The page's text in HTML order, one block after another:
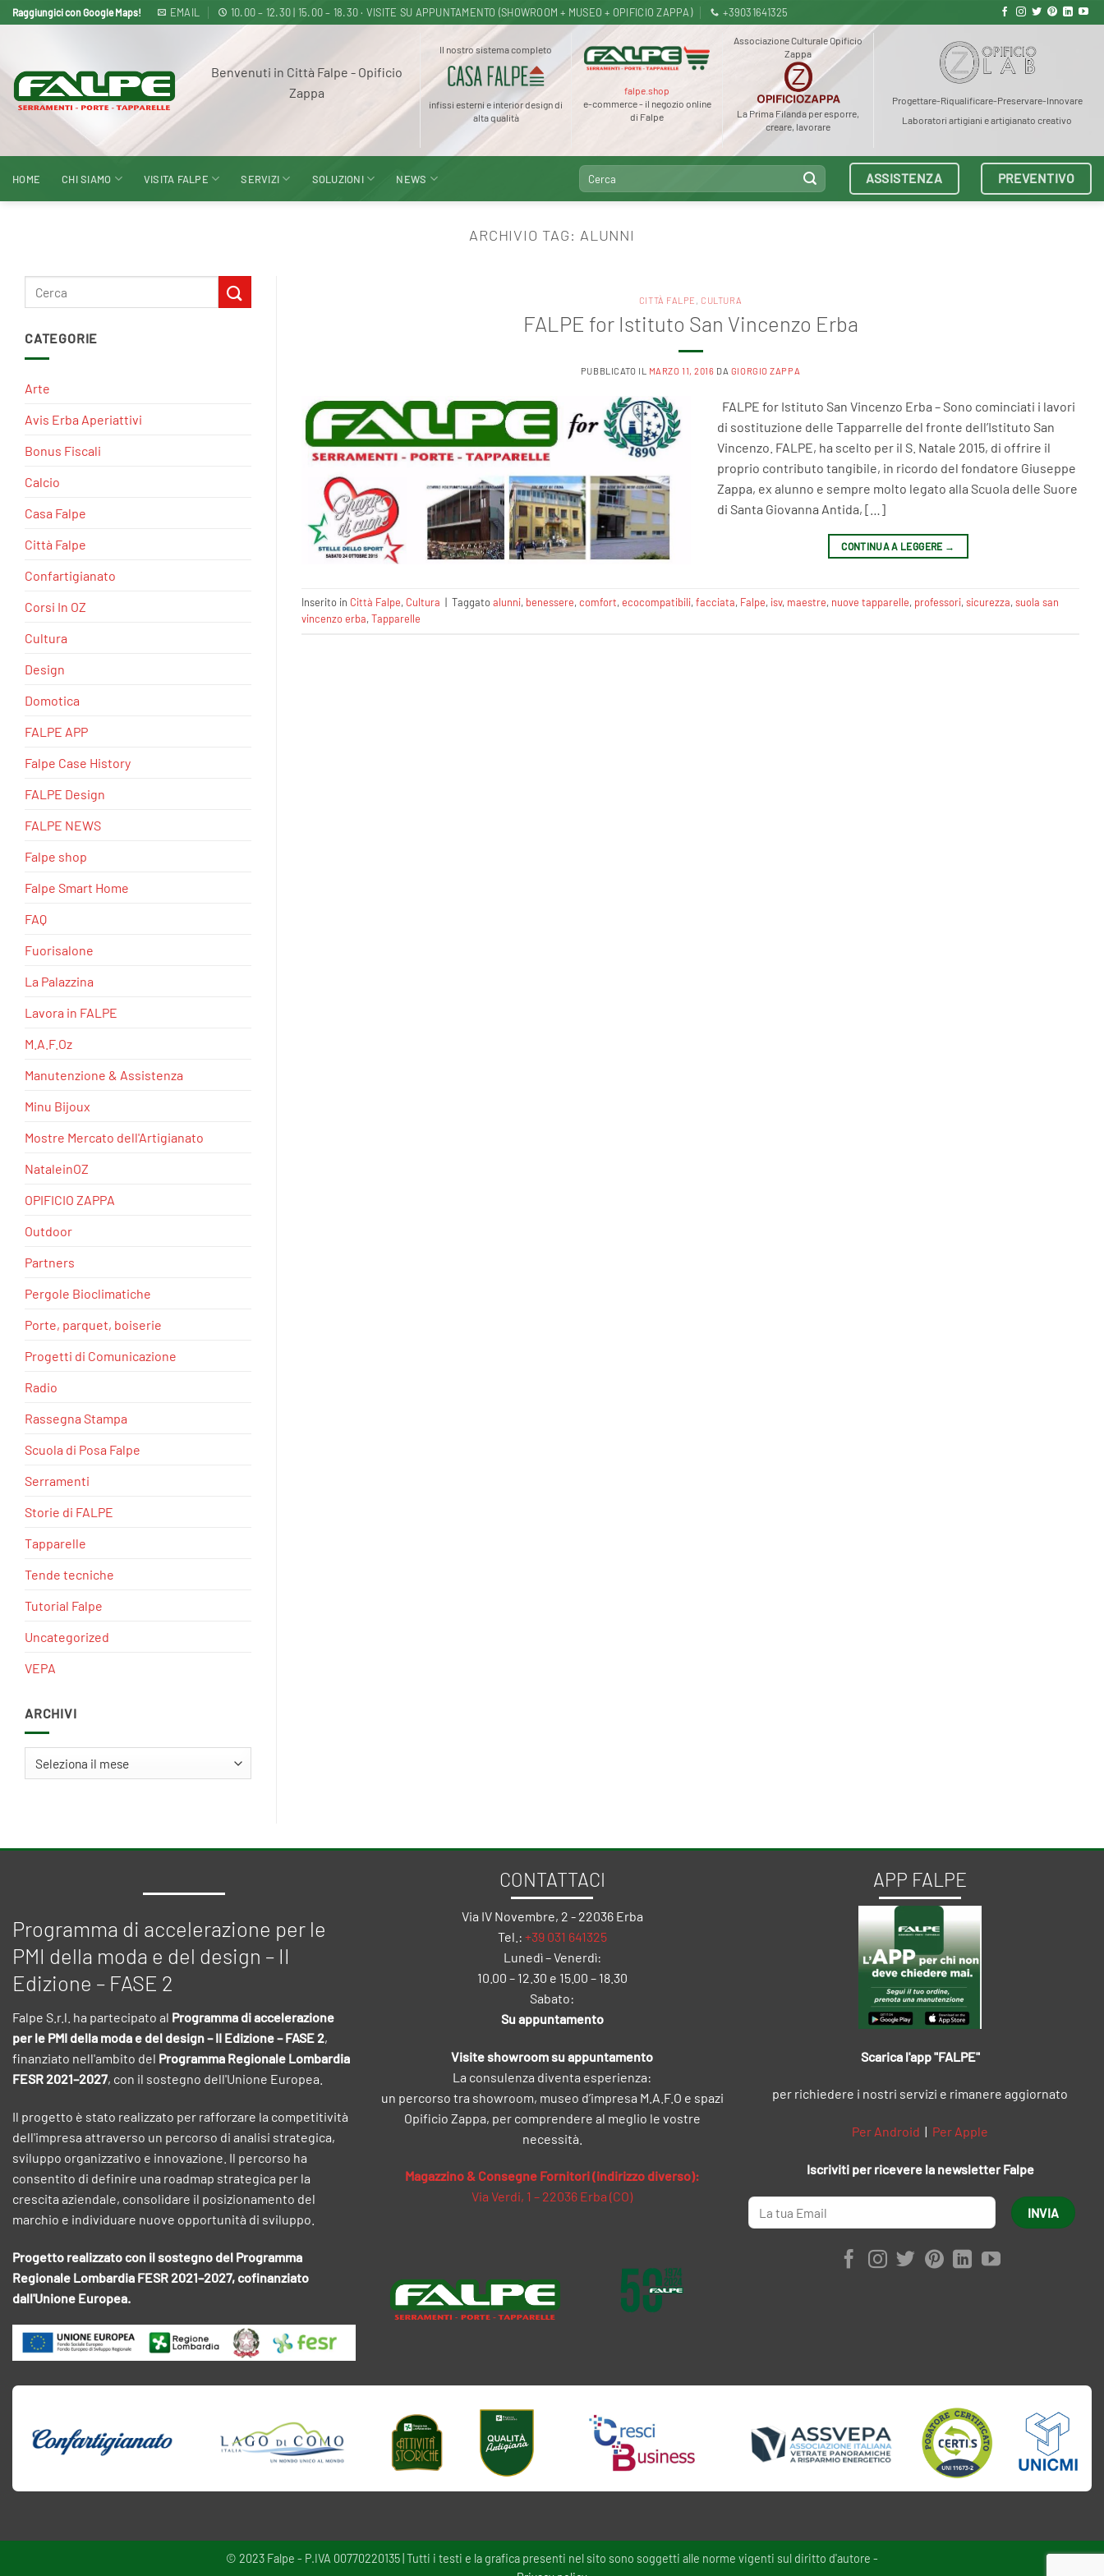
Salta
ai
Raggiungici con Google Maps! EMAIL 10.00 – 12.30 | 15.00 – 18.30 · VISITE SU APPUNTAMENTO (SHOWROOM + MUSEO + OPIFICIO ZAPPA) +39031641325
Benvenuti in Città Falpe - Opificio
Zappa
Il nostro sistema completo
infissi esterni e interior design di
alta qualità
falpe.shop
e-commerce - il negozio online
di Falpe
Associazione Culturale Opificio
Zappa
La Prima Filanda per esporre,
creare, lavorare
Progettare-Riqualificare-Preservare-Innovare
Laboratori artigiani e artigianato creativo
HOME CHI SIAMO VISITA FALPE SERVIZI SOLUZIONI NEWS
Cerca: ASSISTENZA PREVENTIVO
ARCHIVIO TAG: ALUNNI
CATEGORIE
Arte
Avis Erba Aperiattivi
Bonus Fiscali
Calcio
Casa Falpe
Città Falpe
Confartigianato
Corsi In OZ
Cultura
Design
Domotica
FALPE APP
Falpe Case History
FALPE Design
FALPE NEWS
Falpe shop
Falpe Smart Home
FAQ
Fuorisalone
La Palazzina
Lavora in FALPE
M.A.F.Oz
Manutenzione & Assistenza
Minu Bijoux
Mostre Mercato dell'Artigianato
NataleinOZ
OPIFICIO ZAPPA
Outdoor
Partners
Pergole Bioclimatiche
Porte, parquet, boiserie
Progetti di Comunicazione
Radio
Rassegna Stampa
Scuola di Posa Falpe
Serramenti
Storie di FALPE
Tapparelle
Tende tecniche
Tutorial Falpe
Uncategorized
VEPA
ARCHIVI
CITTÀ FALPE , CULTURA
FALPE for Istituto San Vincenzo Erba
PUBBLICATO IL MARZO 11, 2016 DA GIORGIO ZAPPA
FALPE for Istituto San Vincenzo Erba – Sono cominciati i lavori
di sostituzione delle Tapparrelle del fronte dell’Istituto San
Vincenzo. FALPE, ha scelto per il S. Natale 2015, di offrire il
proprio contributo tangibile, in ricordo del fondatore Giuseppe
Zappa, ex alunno e sempre molto legato alla Scuola delle Suore
di Santa Giovanna Antida, […]
CONTINUA A LEGGERE →
Inserito in Città Falpe, Cultura | Taggatoalunni, benessere,comfort,ecocompatibili,facciata, Falpe, isv, maestre, nuove tapparelle, professori,sicurezza,suola san
vincenzo erba,Tapparelle
Programma di accelerazione per le
PMI della moda e del design – II
Edizione – FASE 2
Falpe S.r.l. ha partecipato al Programma di accelerazione
per le PMI della moda e del design – II Edizione – FASE 2,
finanziato nell'ambito del Programma Regionale Lombardia
FESR 2021–2027, con il sostegno dell'Unione Europea.
Il progetto è stato realizzato per rafforzare la competitività
dell'impresa attraverso un percorso di analisi strategica,
sviluppo organizzativo e innovazione. Il percorso ha
consentito di definire una roadmap strategica per la
crescita aziendale, consolidare il posizionamento del
marchio e individuare nuove opportunità di sviluppo.
Progetto realizzato con il sostegno del Programma
Regionale Lombardia FESR 2021–2027, cofinanziato
dall'Unione Europea.
CONTATTACI
Via IV Novembre, 2 - 22036 Erba
Tel.: +39 031 641325
Lunedì – Venerdì:
10.00 – 12.30 e 15.00 – 18.30
Sabato:
Su appuntamento
Visite showroom su appuntamento
La consulenza diventa esperienza:
un percorso tra showroom, museo d’impresa M.A.F.O e spazi
Opificio Zappa, per comprendere al meglio le vostre
necessità.
Magazzino & Consegne Fornitori (indirizzo diverso):
Via Verdi, 1 – 22036 Erba (CO)
APP FALPE
Scarica l'app "FALPE"
per richiedere i nostri servizi e rimanere aggiornato
Per Android | Per Apple
Iscriviti per ricevere la newsletter Falpe
© 2023 Falpe - P.IVA 00770220135 | Tutti i testi e la grafica presenti nel sito sono soggetti alle norme vigenti sul diritto d'autore -